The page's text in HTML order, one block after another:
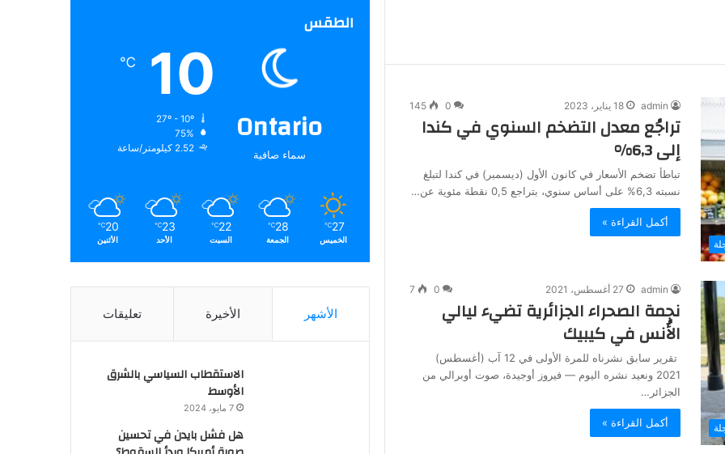
admin 18 يناير، 2023 0
145
تراجُع معدل التضخم السنوي في كندا
إلى 6,3%
تباطأ تضخم الأسعار في كانون الأول (ديسمبر) في كندا لتبلغ
نسبته 6,3% على أساس سنوي، بتراجع 0,5 نقطة مئوية عن…
أكمل القراءة »
admin 27 أغسطس، 2021 0
7
نجمة الصحراء الجزائرية تضيء ليالي
الأُنس في كيبيك
تقرير سابق نشرناه للمرة الأولى في 12 آب (أغسطس)
2021 ونعيد نشره اليوم — فيروز أوجيدة، صوت أوبرالي من
الجزائر…
أكمل القراءة »
الطقس
Ontario
سماء صافية
10
℃
75%
2.52 كيلومتر/ساعة
27
℃
الخميس
28
℃
الجمعة
22
℃
السبت
23
℃
الأحد
20
℃
الأثنين
الأشهر الأخيرة تعليقات
الاستقطاب السياسي بالشرق
الأوسط
7 مايو، 2024
هل فشل بايدن في تحسين